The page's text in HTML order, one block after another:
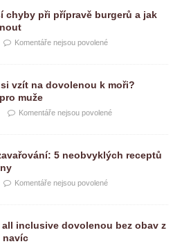
chyby při přípravě burgerů a jak
Komentáře nejsou povolené
vzít na dovolenou k moři?
muže
Komentáře nejsou povolené
5 neobvyklých receptů
Komentáře nejsou povolené
inclusive dovolenou bez obav z
navíc